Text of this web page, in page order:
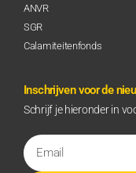
ANVR
SGR
Calamiteitenfonds
Inschrijven voor de
Schrijf je hieronder in